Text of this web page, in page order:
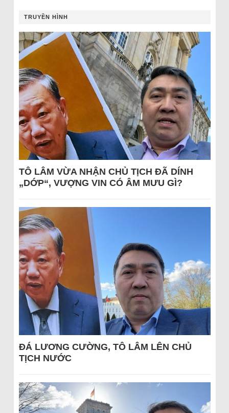
TRUYỀN HÌNH
TÔ LÂM VỪA NHẬN CHỦ TỊCH ĐÃ DÍNH
„DỚP“, VƯỢNG VIN CÓ ÂM MƯU GÌ?
ĐÁ LƯƠNG CƯỜNG, TÔ LÂM LÊN CHỦ
TỊCH NƯỚC